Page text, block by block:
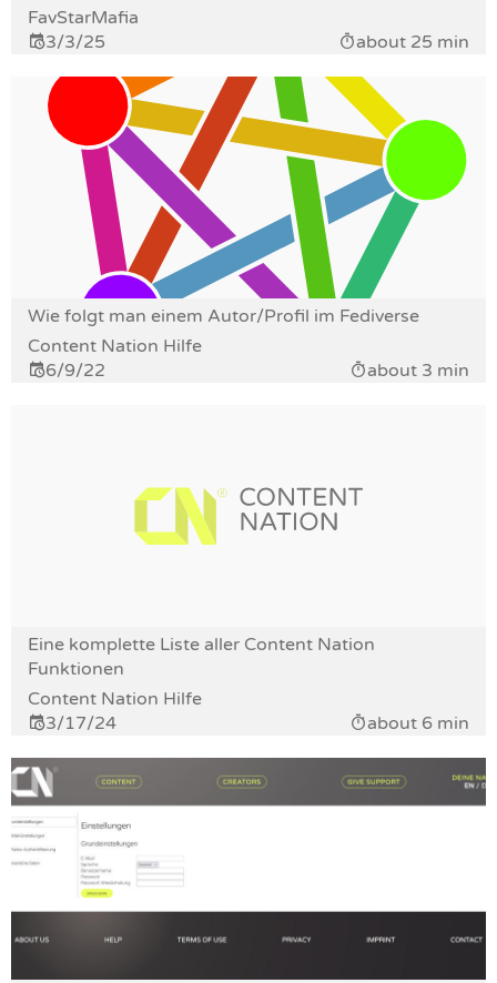
FavStarMafia
3/3/25
about 25 min
Wie folgt man einem Autor/Profil im Fediverse
Content Nation Hilfe
6/9/22
about 3 min
Eine komplette Liste aller Content Nation
Funktionen
Content Nation Hilfe
3/17/24
about 6 min